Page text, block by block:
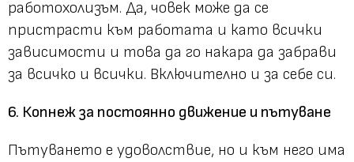
работохолизъм. Да, човек може да се
пристрасти към работата и като всички
зависимости и това да го накара да забрави
за всичко и всички. Включително и за себе си.
6. Копнеж за постоянно движение и пътуване
Пътуването е удоволствие, но и към него има